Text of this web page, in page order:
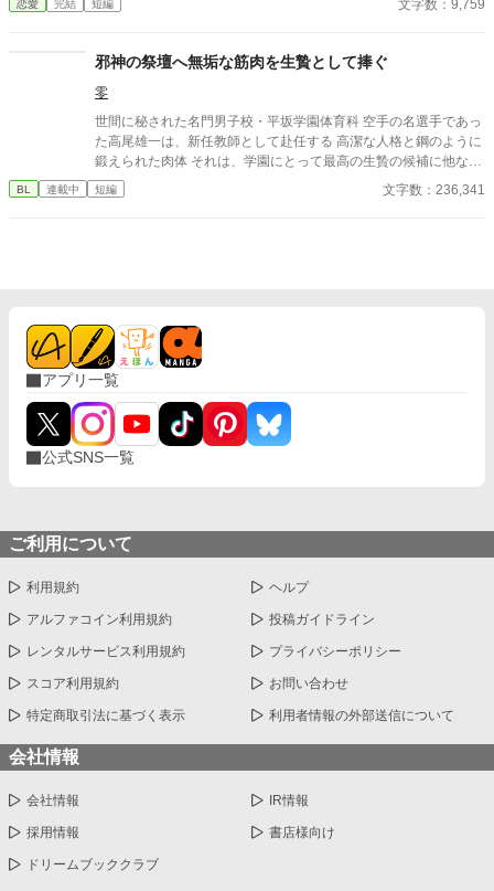
大切な「心の拠り所」があるから……。しかし、王立学園の卒業
を受けるのだった―― ※神視点。■なろうにも別タイトルで重
複投稿←【ジャンル日間4位】。
恋愛 完結 短編 文字数：9,759
邪神の祭壇へ無垢な筋肉を生贄として捧ぐ
零
世間に秘された名門男子校・平坂学園体育科 空手の名選手であっ
た高尾雄一は、新任教師として赴任する 高潔な人格と鋼のように
鍛えられた肉体 それは、学園にとって最高の生贄の候補に他なら
なかった 至高の筋肉を持つ、精神を削られ意志をなくした青年を
太古の神に捧げるため、“水”、“風”、“土”の信奉者達が暗躍する 意
BL 連載中 短編 文字数：236,341
アプリ一覧
公式SNS一覧
ご利用について
利用規約 ヘルプ
アルファコイン利用規約 投稿ガイドライン
レンタルサービス利用規約 プライバシーポリシー
スコア利用規約 お問い合わせ
特定商取引法に基づく表示 利用者情報の外部送信について
会社情報
会社情報 IR情報
採用情報 書店様向け
ドリームブッククラブ